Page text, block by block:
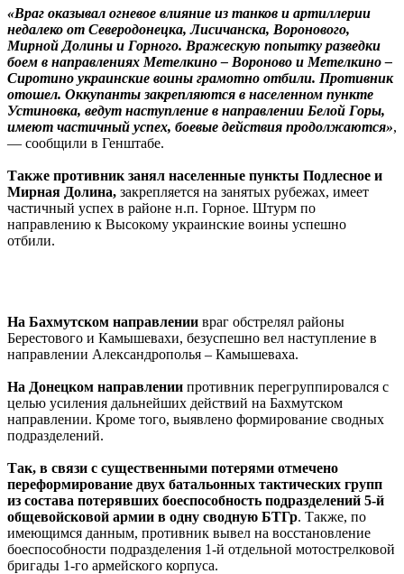
«Враг оказывал огневое влияние из танков и артиллерии
недалеко от Северодонецка, Лисичанска, Воронового,
Мирной Долины и Горного. Вражескую попытку разведки
боем в направлениях Метелкино – Вороново и Метелкино –
Сиротино украинские воины грамотно отбили. Противник
отошел. Оккупанты закрепляются в населенном пункте
Устиновка, ведут наступление в направлении Белой Горы,
имеют частичный успех, боевые действия продолжаются»,
— сообщили в Генштабе.
Также противник занял населенные пункты Подлесное и
Мирная Долина, закрепляется на занятых рубежах, имеет
частичный успех в районе н.п. Горное. Штурм по
направлению к Высокому украинские воины успешно
отбили.
На Бахмутском направлении враг обстрелял районы
Берестового и Камышевахи, безуспешно вел наступление в
направлении Александрополья – Камышеваха.
На Донецком направлении противник перегруппировался с
целью усиления дальнейших действий на Бахмутском
направлении. Кроме того, выявлено формирование сводных
подразделений.
Так, в связи с существенными потерями отмечено
переформирование двух батальонных тактических групп
из состава потерявших боеспособность подразделений 5-й
общевойсковой армии в одну сводную БТГр. Также, по
имеющимся данным, противник вывел на восстановление
боеспособности подразделения 1-й отдельной мотострелковой
бригады 1-го армейского корпуса.